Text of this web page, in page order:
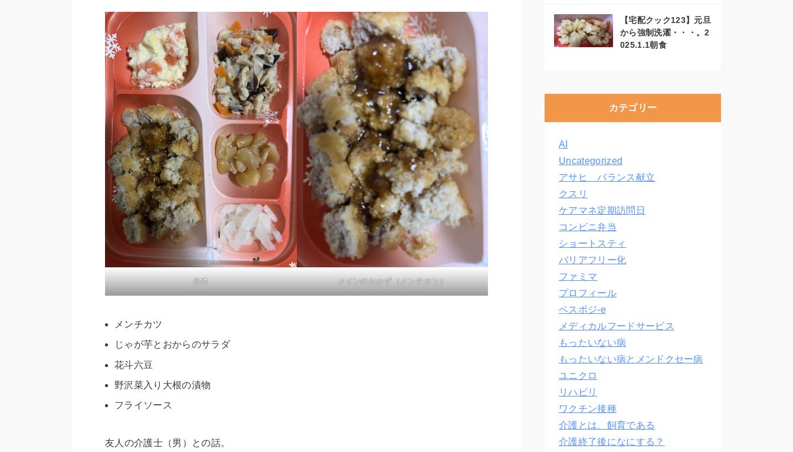
全体 メインのおかず（メンチカツ）
メンチカツ
じゃが芋とおからのサラダ
花斗六豆
野沢菜入り大根の漬物
フライソース
友人の介護士（男）との話。
【宅配クック123】元旦
から強制洗濯・・・。2
025.1.1朝食
カテゴリー
AI
Uncategorized
アサヒ バランス献立
クスリ
ケアマネ定期訪問日
コンビニ弁当
ショートスティ
バリアフリー化
ファミマ
プロフィール
ベスポジ-e
メディカルフードサービス
もったいない病
もったいない病とメンドクセー病
ユニクロ
リハビリ
ワクチン接種
介護とは、飼育である
介護終了後になにする？